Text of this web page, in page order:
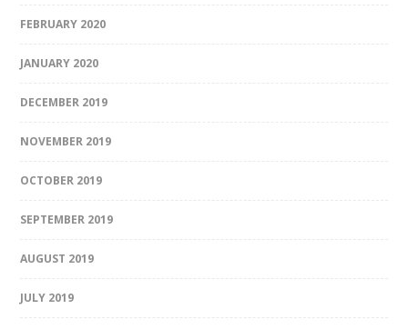
FEBRUARY 2020
JANUARY 2020
DECEMBER 2019
NOVEMBER 2019
OCTOBER 2019
SEPTEMBER 2019
AUGUST 2019
JULY 2019